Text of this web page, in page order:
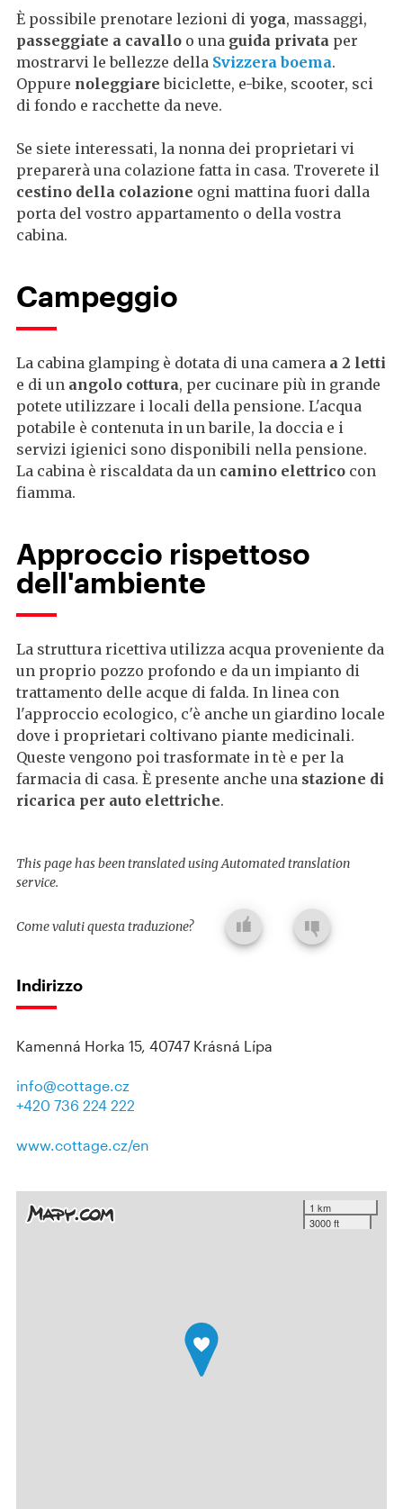
È possibile prenotare lezioni di yoga, massaggi,
passeggiate a cavallo o una guida privata per
mostrarvi le bellezze della Svizzera boema.
Oppure noleggiare biciclette, e-bike, scooter, sci
di fondo e racchette da neve.
Se siete interessati, la nonna dei proprietari vi
preparerà una colazione fatta in casa. Troverete il
cestino della colazione ogni mattina fuori dalla
porta del vostro appartamento o della vostra
cabina.
Campeggio
La cabina glamping è dotata di una camera a 2 letti
e di un angolo cottura, per cucinare più in grande
potete utilizzare i locali della pensione. L'acqua
potabile è contenuta in un barile, la doccia e i
servizi igienici sono disponibili nella pensione.
La cabina è riscaldata da un camino elettrico con
fiamma.
Approccio rispettoso
dell'ambiente
La struttura ricettiva utilizza acqua proveniente da
un proprio pozzo profondo e da un impianto di
trattamento delle acque di falda. In linea con
l'approccio ecologico, c'è anche un giardino locale
dove i proprietari coltivano piante medicinali.
Queste vengono poi trasformate in tè e per la
farmacia di casa. È presente anche una stazione di
ricarica per auto elettriche.
This page has been translated using Automated translation
service.
Come valuti questa traduzione?
Indirizzo
Kamenná Horka 15, 40747 Krásná Lípa
info@cottage.cz
+420 736 224 222
www.cottage.cz/en
1 km
3000 ft